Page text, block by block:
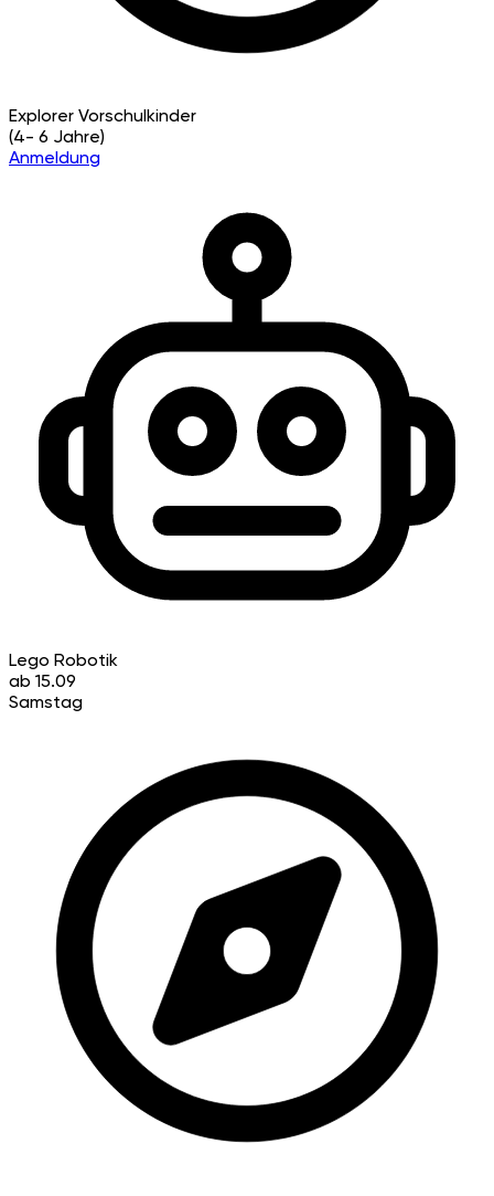
Explorer Vorschulkinder
(4- 6 Jahre)
Anmeldung
Lego Robotik
ab 15.09
Samstag